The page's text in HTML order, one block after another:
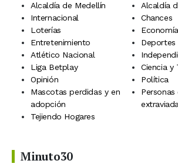
Alcaldía de Medellín
Alcaldía
Internacional
Chances
Loterías
Economía
Entretenimiento
Deportes
Atlético Nacional
Liga Betplay
Ciencia y
Opinión
Política
Mascotas perdidas y en
adopción
Tejiendo Hogares
Minuto30